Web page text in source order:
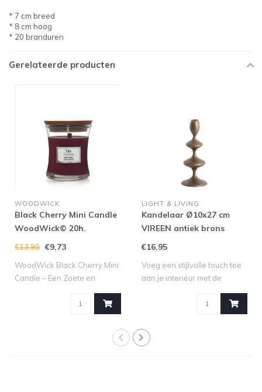
* 7 cm breed
* 8 cm hoog
* 20 branduren
Gerelateerde producten
WOODWICK
Black Cherry Mini Candle
WoodWick© 20h.
€13,90 €9,73
WoodWick Black Cherry Mini
Candle – Een Zoete en
LIGHT & LIVING
Kandelaar Ø10x27 cm
VIREEN antiek brons
€16,95
Voeg een stijlvolle touch toe
aan je interieur met de